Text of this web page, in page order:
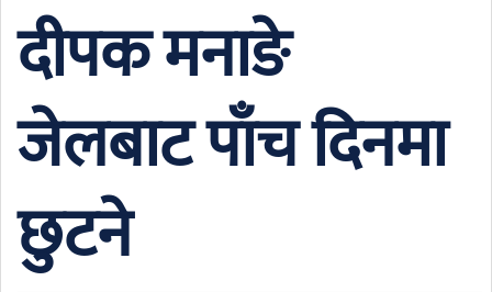
दीपक मनाङे
जेलबाट पाँच दिनमा
छुटने